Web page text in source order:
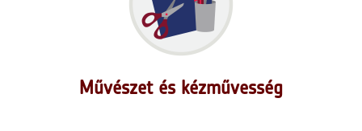
Művészet és kézművesség